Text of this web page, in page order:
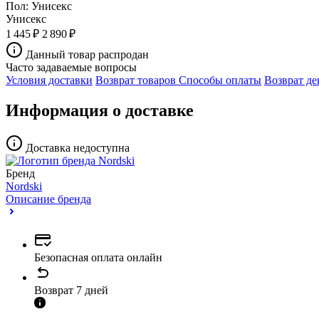
Пол: Унисекс
Унисекс
1 445 ₽ 2 890 ₽
Данный товар распродан
Часто задаваемые вопросы
Условия доставки Возврат товаров Способы оплаты Возврат
Информация о доставке
Доставка недоступна
Бренд
Nordski
Описание бренда
Безопасная оплата онлайн
Возврат 7 дней